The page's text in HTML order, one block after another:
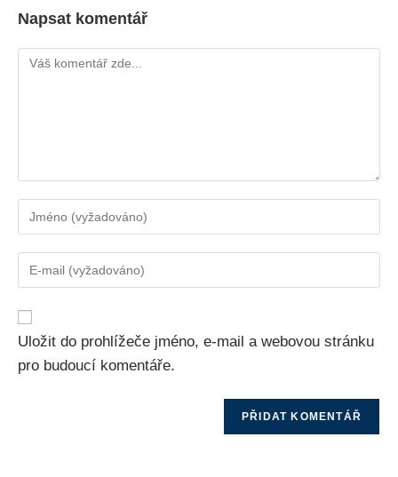
Napsat komentář
Uložit do prohlížeče jméno, e-mail a webovou stránku
pro budoucí komentáře.